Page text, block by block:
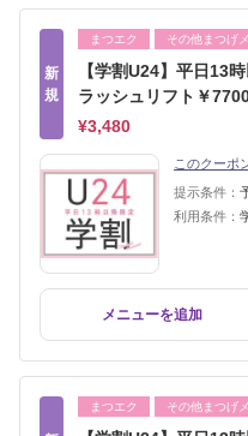
新
規
まつエク その他まつげ
【学割U24】平日13
ラッシュリフト￥
¥3,480
このクーポ
提示条件：
利用条件：
メニューを追加
まつエク その他まつげ